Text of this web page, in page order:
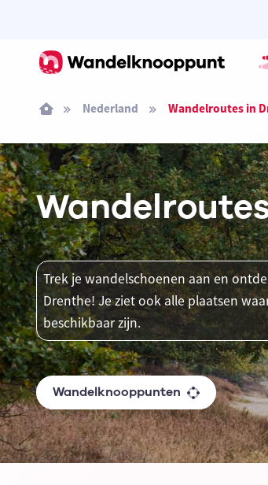
Nederland Wandelroutes in
Trek je wandelschoenen aan en
Drenthe! Je ziet ook alle plaatsen
beschikbaar zijn.
Wandelknooppunten